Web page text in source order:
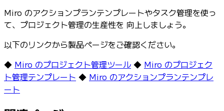
Miro のアクションプランテンプレートやタスク管理を使っ
て、プロジェクト管理の生産性を 向上しましょう。
以下のリンクから製品ページをご確認ください。
◆ Miro のプロジェクト管理ツール ◆ Miro のプロジェク
ト管理テンプレート ◆ Miro のアクションプランテンプレ
ート